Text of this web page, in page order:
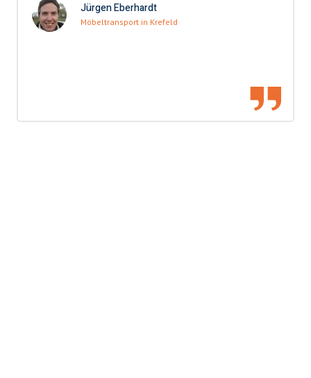
Jürgen Eberhardt
Möbeltransport in Krefeld